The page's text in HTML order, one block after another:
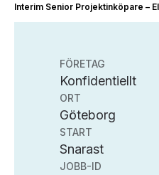
Interim Senior Projektinköpare –
FÖRETAG
Konfidentiellt
ORT
Göteborg
START
Snarast
JOBB-ID